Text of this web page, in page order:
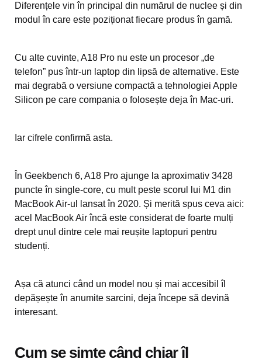
Diferențele vin în principal din numărul de nuclee și din
modul în care este poziționat fiecare produs în gamă.
Cu alte cuvinte, A18 Pro nu este un procesor „de
telefon” pus într-un laptop din lipsă de alternative. Este
mai degrabă o versiune compactă a tehnologiei Apple
Silicon pe care compania o folosește deja în Mac-uri.
Iar cifrele confirmă asta.
În Geekbench 6, A18 Pro ajunge la aproximativ 3428
puncte în single-core, cu mult peste scorul lui M1 din
MacBook Air-ul lansat în 2020. Și merită spus ceva aici:
acel MacBook Air încă este considerat de foarte mulți
drept unul dintre cele mai reușite laptopuri pentru
studenți.
Așa că atunci când un model nou și mai accesibil îl
depășește în anumite sarcini, deja începe să devină
interesant.
Cum se simte când chiar îl